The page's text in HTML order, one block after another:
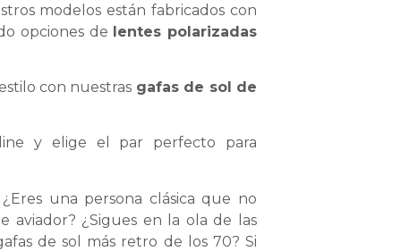
modelos están fabricados con
opciones de lentes polarizadas
con nuestras gafas de sol de
y elige el par perfecto para
una persona clásica que no
aviador? ¿Sigues en la ola de las
de sol más retro de los 70? Si